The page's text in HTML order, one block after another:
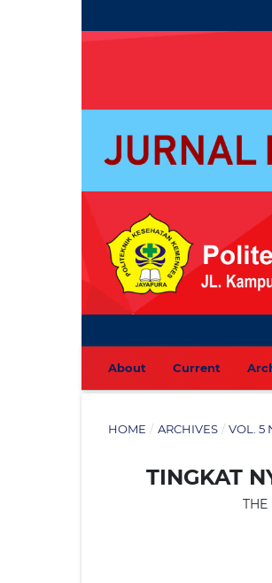
About Current
HOME / ARCHIVES / VOL. 5
TINGKAT
THE